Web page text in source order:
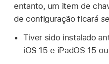
entanto, um item de
de configuração ficará
Tiver sido instalado
iOS 15 e iPadOS 15